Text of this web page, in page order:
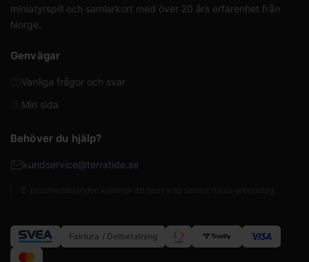
miniatyrspill och samlarkort med över 20 års erfarenhet från
Norge.
Genvägar
Vanliga frågor och svar
Min sida
Behöver du hjälp?
kundservice@terratide.se
Faktura / Delbetalning